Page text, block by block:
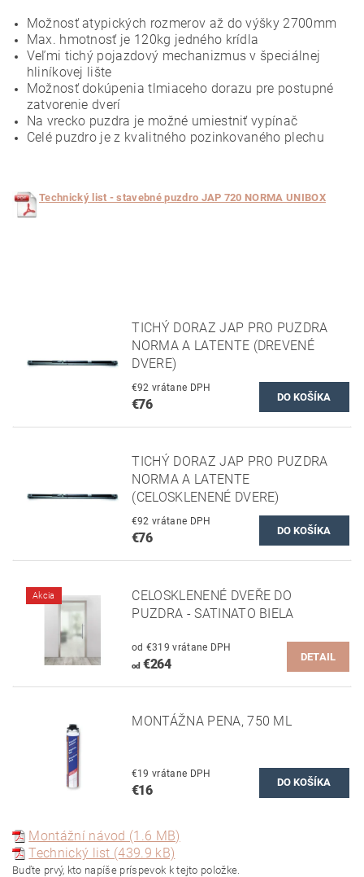
Možnosť atypických rozmerov až do výšky 2700mm
Max. hmotnosť je 120kg jedného krídla
Veľmi tichý pojazdový mechanizmus v špeciálnej
hliníkovej lište
Možnosť dokúpenia tlmiaceho dorazu pre postupné
zatvorenie dverí
Na vrecko puzdra je možné umiestniť vypínač
Celé puzdro je z kvalitného pozinkovaného plechu
Technický list - stavebné puzdro JAP 720 NORMA UNIBOX
TICHÝ DORAZ JAP PRO PUZDRA
NORMA A LATENTE (DREVENÉ
DVERE)
€92 vrátane DPH
€76
TICHÝ DORAZ JAP PRO PUZDRA
NORMA A LATENTE
(CELOSKLENENÉ DVERE)
€92 vrátane DPH
€76
Akcia
CELOSKLENENÉ DVEŘE DO
PUZDRA - SATINATO BIELA
od €319 vrátane DPH
od€264 DETAIL
MONTÁŽNA PENA, 750 ML
€19 vrátane DPH
€16
Montážní návod (1.6 MB)
Technický list (439.9 kB)
Buďte prvý, kto napíše príspevok k tejto položke.